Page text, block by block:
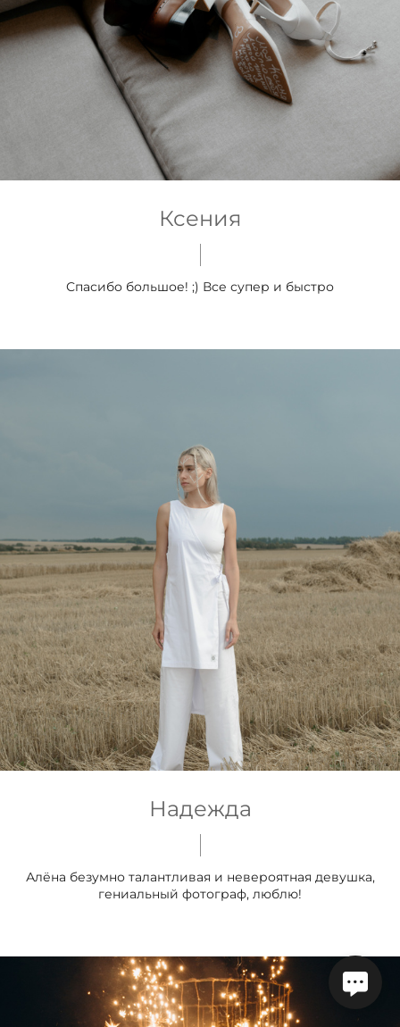
Ксения
Спасибо большое! ;) Все супер и быстро
Надежда
Алёна безумно талантливая и невероятная девушка,
гениальный фотограф, люблю!